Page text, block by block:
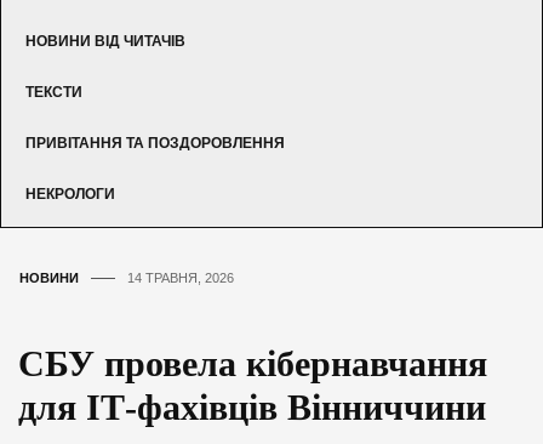
НОВИНИ ВІД ЧИТАЧІВ
ТЕКСТИ
ПРИВІТАННЯ ТА ПОЗДОРОВЛЕННЯ
НЕКРОЛОГИ
НОВИНИ 14 ТРАВНЯ, 2026
СБУ провела кібернавчання
для ІТ-фахівців Вінниччини